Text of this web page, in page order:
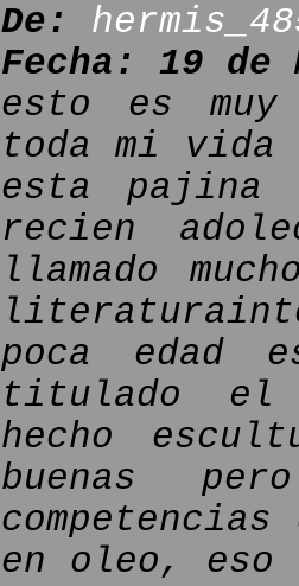
De:
Fecha: 19 de
esto es
toda mi vida
esta pajina
recien
llamado
poca edad
titulado el
hecho
buenas
en oleo, eso